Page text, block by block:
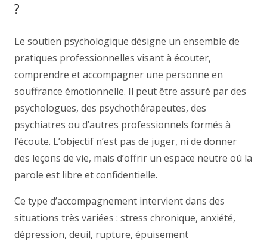
?
Le soutien psychologique désigne un ensemble de
pratiques professionnelles visant à écouter,
comprendre et accompagner une personne en
souffrance émotionnelle. Il peut être assuré par des
psychologues, des psychothérapeutes, des
psychiatres ou d’autres professionnels formés à
l’écoute. L’objectif n’est pas de juger, ni de donner
des leçons de vie, mais d’offrir un espace neutre où la
parole est libre et confidentielle.
Ce type d’accompagnement intervient dans des
situations très variées : stress chronique, anxiété,
dépression, deuil, rupture, épuisement